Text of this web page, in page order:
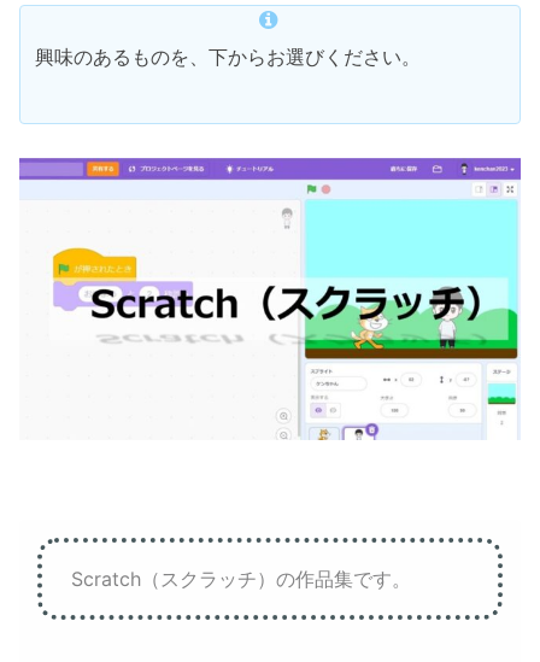
興味のあるものを、下からお選びください。
Scratch（スクラッチ）の作品集です。